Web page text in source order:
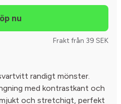
Frakt från 39 SEK
randigt mönster.
med kontrastkant och
och stretchigt, perfekt